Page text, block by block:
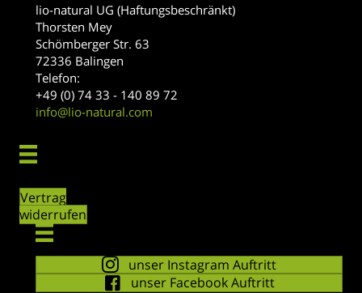
lio-natural UG (Haftungsbeschränkt)
Thorsten Mey
Schömberger Str. 63
72336 Balingen
Telefon:
+49 (0) 74 33 - 140 89 72
info@lio-natural.com
Vertrag
widerrufen
unser Instagram Auftritt
unser Facebook Auftritt